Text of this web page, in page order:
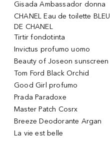
Gisada Ambassador donna
CHANEL Eau de toilette BLEU
DE CHANEL
Tirtir fondotinta
Invictus profumo uomo
Beauty of Joseon sunscreen
Tom Ford Black Orchid
Good Girl profumo
Prada Paradoxe
Master Patch Cosrx
Breeze Deodorante Argan
La vie est belle